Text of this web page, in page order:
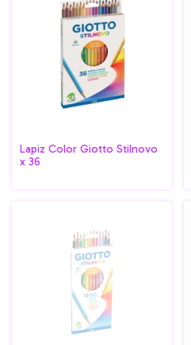
Lapiz Color Giotto Stilnovo
x 36